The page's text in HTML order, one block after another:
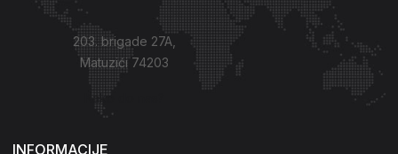
203. brigade 27A,
Matuzići 74203
Kako do nas?
INFORMACIJE